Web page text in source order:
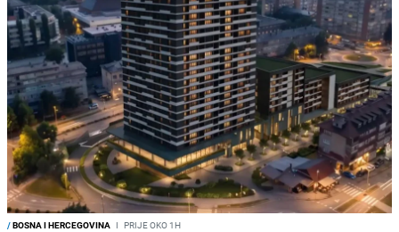
/BOSNA I HERCEGOVINA I PRIJE OKO 1H